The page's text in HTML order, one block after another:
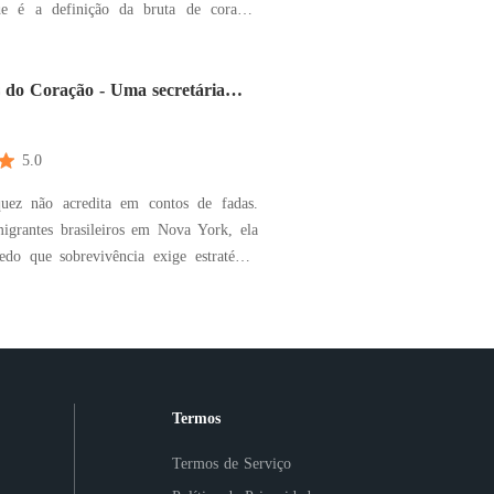
é a definição da bruta de coração
esconder as dores de um luto
seu pai
do Coração - Uma secretária
pelo chefe
5.0
não acredita em contos de fadas.
brasileiros em Nova York, ela
que sobrevivência exige estratégia,
Termos
Termos de Serviço